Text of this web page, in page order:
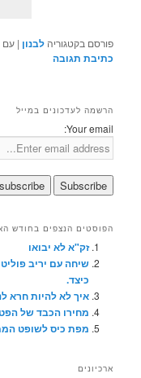
פורסם בקטגוריה לבנון |עם
כתיבת תגובה
הרשמה לעדכונים במייל
Your email:
הפוסטים הנצפים בחודש
זק"א לא יבואו
שיחה עם יריב
כיצד.
איך לא להיות חרא
מחירו הכבד של
מפת כיס לשופט
ארכיונים